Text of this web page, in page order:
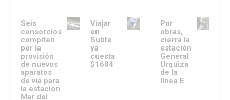
Seis
consorcios
compiten
por la
provisión
de nuevos
aparatos
de vía para
la estación
Mar del
Viajar
en
Subte
ya
cuesta
$1684
Por
obras,
cierra la
estación
General
Urquiza
de la
línea E